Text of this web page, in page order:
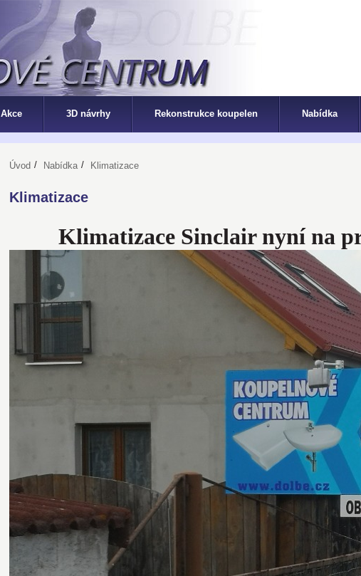
Úvod / Nabídka / Klimatizace
Klimatizace
Klimatizace Sinclair nyní na
Akce 3D návrhy Rekonstrukce koupelen Nabídka